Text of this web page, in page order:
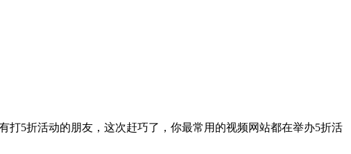
打5折活动的朋友，这次赶巧了，你最常用的视频网站都在举办5折活